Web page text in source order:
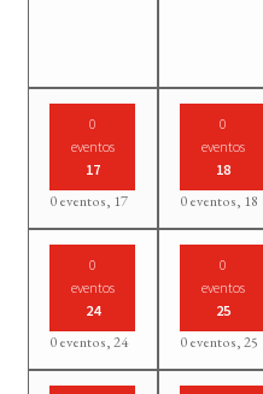
0
eventos
17
0 eventos, 17
0
eventos
18
0 eventos, 18
0
eventos
24
0 eventos,24
0
eventos
25
0 eventos,25